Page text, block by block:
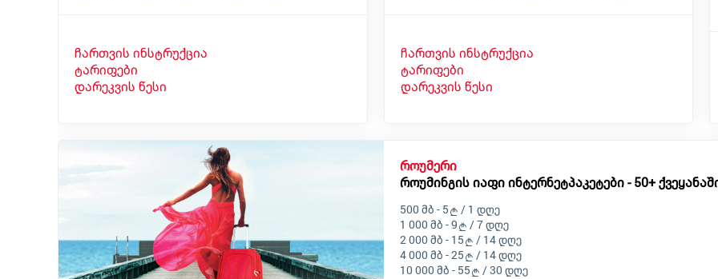
ჩართვის ინსტრუქცია
ტარიფები
დარეკვის წესი
ჩართვის ინსტრუქცია
ტარიფები
დარეკვის წესი
როუმერი
როუმინგის იაფი ინტერნეტპაკეტები - 50+
500 მბ - 5
/ 1 დღე
1 000 მბ - 9
/ 7 დღე
2 000 მბ - 15
/ 14 დღე
4 000 მბ - 25
/ 14 დღე
10 000 მბ - 55
/ 30 დღე